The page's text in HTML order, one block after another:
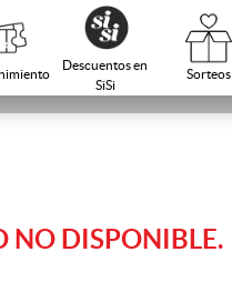
Descuentos en
SiSi
Sorteos
NO DISPONIBLE.